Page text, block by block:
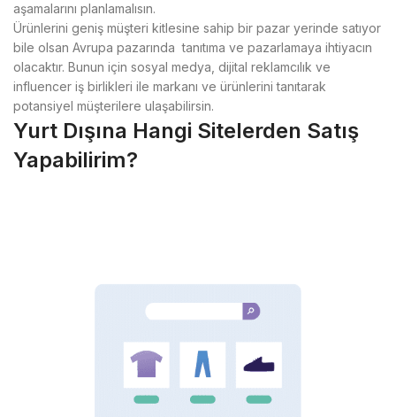
aşamalarını planlamalısın.
Ürünlerini geniş müşteri kitlesine sahip bir pazar yerinde satıyor
bile olsan Avrupa pazarında tanıtıma ve pazarlamaya ihtiyacın
olacaktır. Bunun için sosyal medya, dijital reklamcılık ve
influencer iş birlikleri ile markanı ve ürünlerini tanıtarak
potansiyel müşterilere ulaşabilirsin.
Yurt Dışına Hangi Sitelerden Satış
Yapabilirim?